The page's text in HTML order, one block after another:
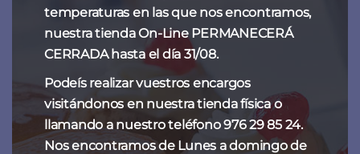
temperaturas en las que nos encontramos,
nuestra tienda On-Line PERMANECERÁ
CERRADA hasta el día 31/08.
Podeís realizar vuestros encargos
visitándonos en nuestra tienda física o
llamando a nuestro teléfono 976 29 85 24.
Nos encontramos de Lunes a domingo de